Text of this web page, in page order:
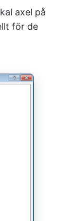
axel på
för de